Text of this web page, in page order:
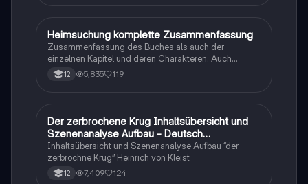
Deutsch
Heimsuchung komplette Zusammenfassung
Zusammenfassung des Buches als auch der
einzelnen Kapitel und deren Charakteren. Auch
tabellarisch. Im Unterricht ohne KI erstellt
12 5,835 119
Deutsch
Der zerbrochene Krug Inhaltsübersicht und
Szenenanalyse Aufbau - Deutsch
Q1/Q2/Abitur
Inhaltsübersicht und Szenenanalyse Aufbau “der
zerbrochne Krug” Heinrich von Kleist
12 7,409 124